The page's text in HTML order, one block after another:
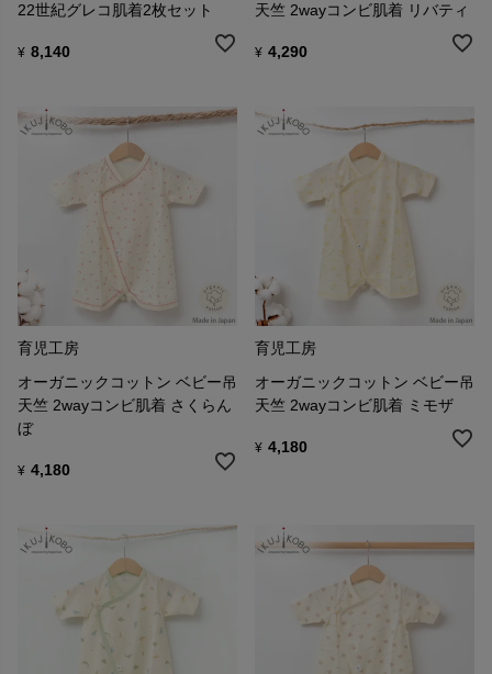
22世紀グレコ肌着2枚セット
¥ 8,140
天竺 2wayコンビ肌着 リバティ
¥ 4,290
育児工房
オーガニックコットン ベビー吊
天竺 2wayコンビ肌着 さくらん
ぼ
¥ 4,180
育児工房
オーガニックコットン ベビー吊
天竺 2wayコンビ肌着 ミモザ
¥ 4,180